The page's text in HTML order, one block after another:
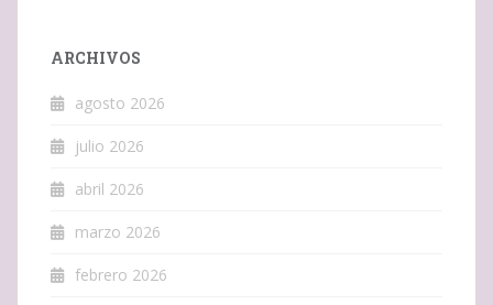
ARCHIVOS
agosto 2026
julio 2026
abril 2026
marzo 2026
febrero 2026